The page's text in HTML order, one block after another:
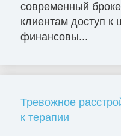
современный
клиентам доступ к
финансовы...
Тревожное
к терапии